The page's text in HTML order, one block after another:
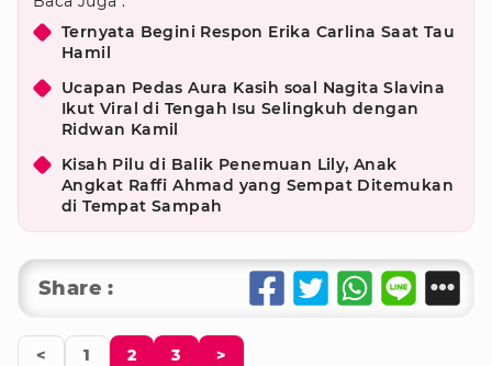
Ternyata Begini Respon Erika Carlina Saat Tau
Hamil
Ucapan Pedas Aura Kasih soal Nagita Slavina
Ikut Viral di Tengah Isu Selingkuh dengan
Ridwan Kamil
Kisah Pilu di Balik Penemuan Lily, Anak
Angkat Raffi Ahmad yang Sempat Ditemukan
di Tempat Sampah
Share :
< 1 2 3 >